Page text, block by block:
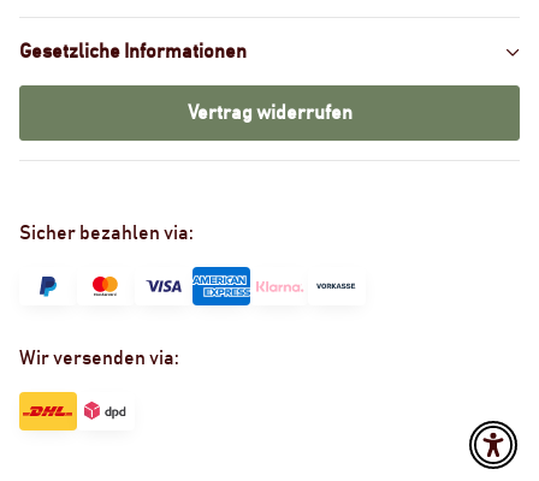
Gesetzliche Informationen
Vertrag widerrufen
Sicher bezahlen via:
Wir versenden via: